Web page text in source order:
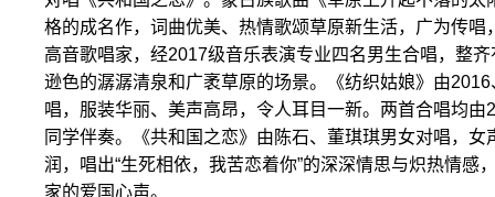
格的成名作，词曲优美、热情歌颂草原新生活，广为传唱
高音歌唱家，经2017级音乐表演专业四名男生合唱，整
逊色的潺潺清泉和广袤草原的场景。《纺织姑娘》由
唱，服装华丽、美声高昂，令人耳目一新。两首合唱均由
同学伴奏。《共和国之恋》由陈石、董琪琪男女对唱，女
润，唱出“生死相依，我苦恋着你”的深深情思与炽热情感
家的爱国心声。